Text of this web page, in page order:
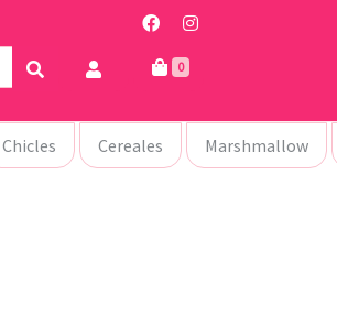
0
Chicles Cereales Marshmallow